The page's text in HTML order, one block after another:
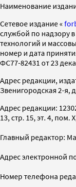
Наименование
Cетевое издание «
службой по надзору
технологий и
номер и дата
ФС77-82431 от 23
Адрес редакции,
Звенигородская 2-я,
Адрес редакции:
13, стр. 15, эт. 4, пом.
Главный редактор:
Адрес электронной
Номер телефона